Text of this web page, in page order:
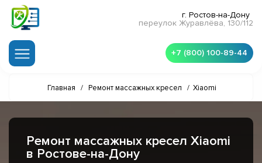
г. Ростов-на-Дону
переулок Журавлёва, 130/112
+7 (800) 100-89-44
Главная / Ремонт массажных кресел / Xiaomi
Ремонт массажных кресел Xiaomi
в Ростове-на-Дону